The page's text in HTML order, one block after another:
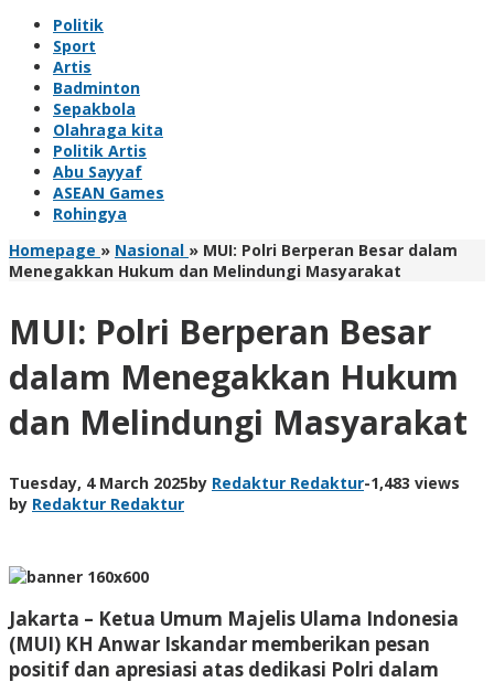
Politik
Sport
Artis
Badminton
Sepakbola
Olahraga kita
Politik Artis
Abu Sayyaf
ASEAN Games
Rohingya
Homepage » Nasional » MUI: Polri Berperan Besar dalam
Menegakkan Hukum dan Melindungi Masyarakat
MUI: Polri Berperan Besar
dalam Menegakkan Hukum
dan Melindungi Masyarakat
Tuesday, 4 March 2025by Redaktur Redaktur-1,483 views
by Redaktur Redaktur
Jakarta – Ketua Umum Majelis Ulama Indonesia
(MUI) KH Anwar Iskandar memberikan pesan
positif dan apresiasi atas dedikasi Polri dalam